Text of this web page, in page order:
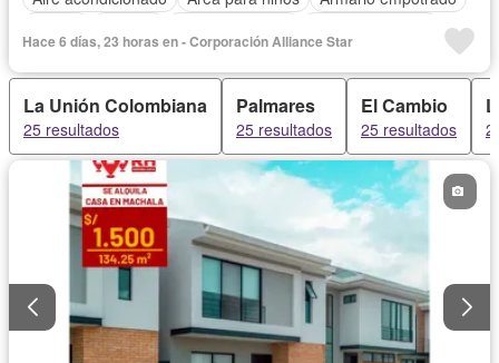
Cuarto de servicio
Estacionamiento
Garita de guardianía
Jardín
Patio Piscina Conserje
Seguridad
Vista panorámica
Parcialmente amoblado
Hace 6 días, 23 horas en - Corporación Alliance Star
La Unión Colombiana
25 resultados
Palmares
25 resultados
El Cambio
25 resultados